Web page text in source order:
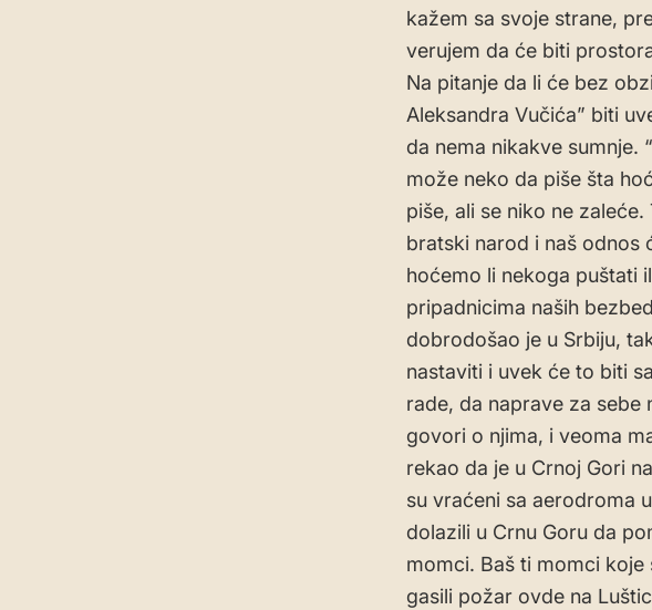
kažem sa svoje strane,
verujem da će biti
Na pitanje da li će bez
Aleksandra Vučića” biti
da nema nikakve sumnje.
može neko da piše šta
piše, ali se niko ne
bratski narod i naš odnos
hoćemo li nekoga puštati
pripadnicima naših
dobrodošao je u Srbiju,
nastaviti i uvek će to biti
rade, da naprave za sebe
govori o njima, i veoma
rekao da je u Crnoj Gori
su vraćeni sa aerodroma
dolazili u Crnu Goru da
momci. Baš ti momci koje
gasili požar ovde na